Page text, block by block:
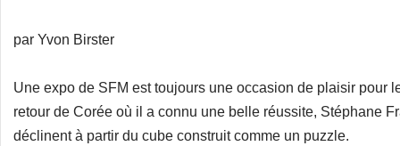
par Yvon Birster
Une expo de SFM est toujours une occasion de plaisir
retour de Corée où il a connu une belle réussite, Stéphane
déclinent à partir du cube construit comme un puzzle.